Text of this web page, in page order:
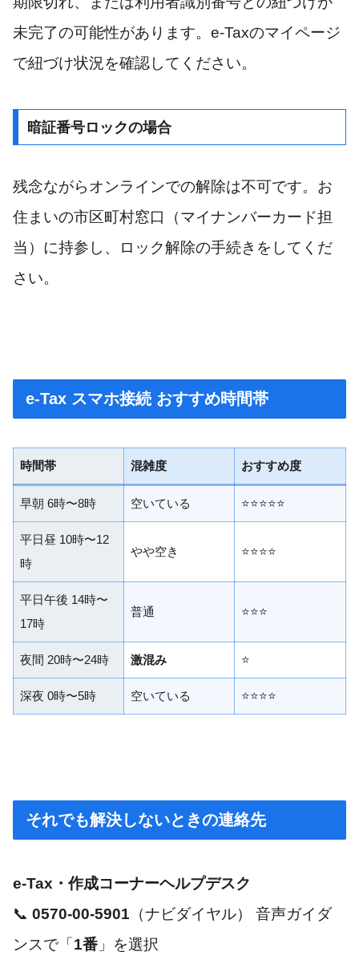
未完了の可能性があります。e-Taxのマイページ
で紐づけ状況を確認してください。
暗証番号ロックの場合
残念ながらオンラインでの解除は不可です。お
住まいの市区町村窓口（マイナンバーカード担
当）に持参し、ロック解除の手続きをしてくだ
さい。
e-Tax スマホ接続 おすすめ時間帯
時間帯 混雑度 おすすめ度
早朝 6時〜8時 空いている ⭐⭐⭐⭐⭐
平日昼 10時〜12
時
やや空き ⭐⭐⭐⭐
平日午後 14時〜
17時
普通 ⭐⭐⭐
夜間 20時〜24時 激混み ⭐
深夜 0時〜5時 空いている ⭐⭐⭐⭐
それでも解決しないときの連絡先
e-Tax・作成コーナーヘルプデスク
📞 0570-00-5901 （ナビダイヤル） 音声ガイダ
ンスで「1番 」を選択